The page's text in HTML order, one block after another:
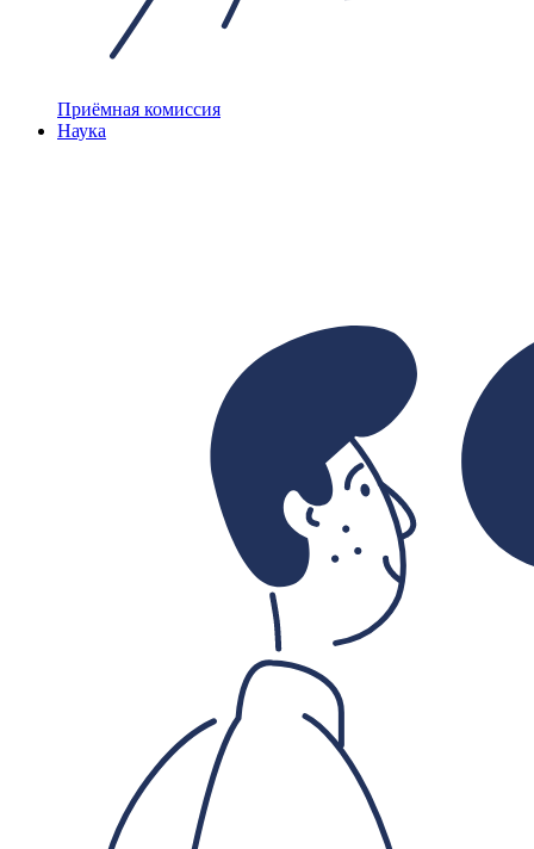
Приёмная комиссия
Наука